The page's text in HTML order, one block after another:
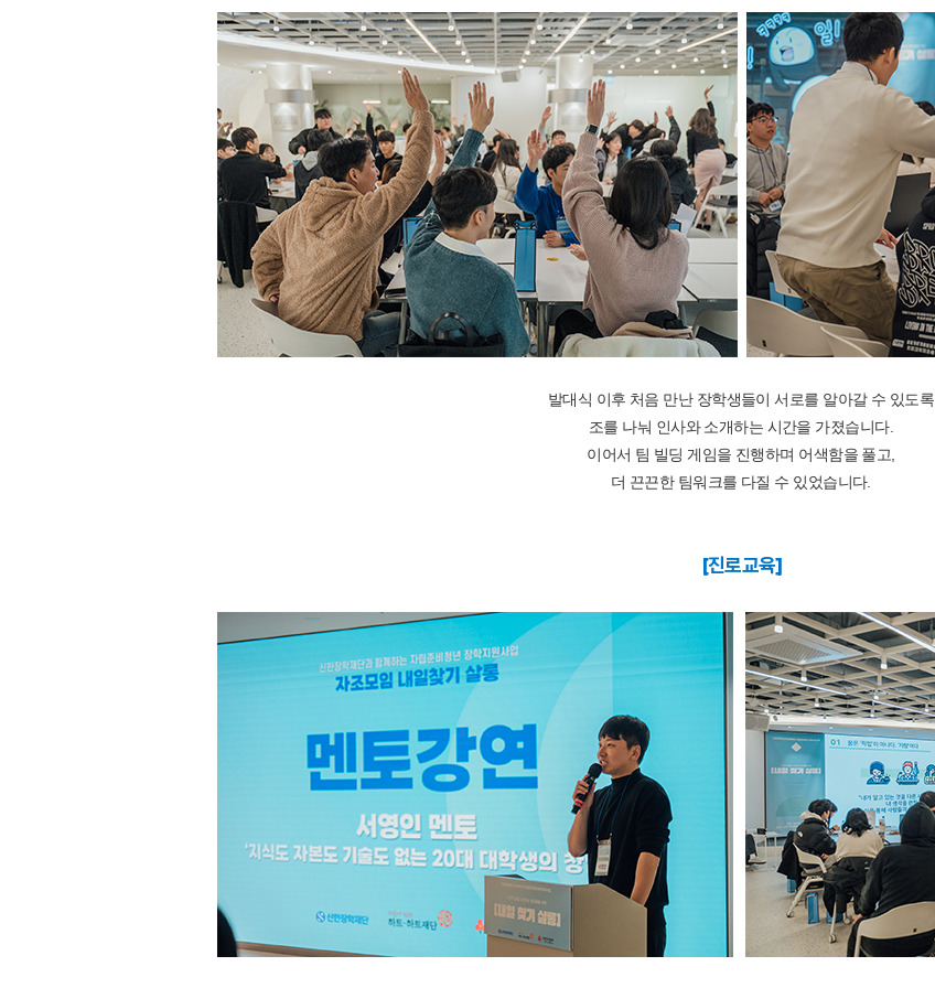
발대식 이후 처음 만난 장학생들이 서로를 알아갈 수 있도록
조를 나눠 인사와 소개하는 시간을 가졌습니다.
이어서 팀 빌딩 게임을 진행하며 어색함을 풀고,
더 끈끈한 팀워크를 다질 수 있었습니다.
[진로교육]